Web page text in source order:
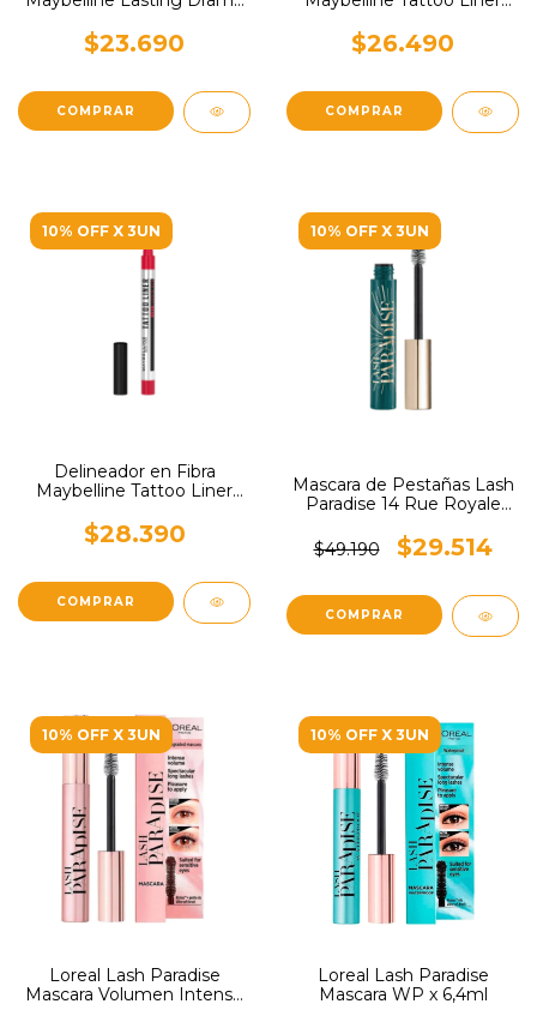
$23.690 $26.490
10% OFF X 3UN
Delineador en Fibra
Maybelline Tattoo Liner
$28.390
10% OFF X 3UN
Mascara de Pestañas Lash
Paradise 14 Rue Royale
$49.190
$29.514
10% OFF X 3UN
Loreal Lash Paradise
Mascara Volumen Intenso
10% OFF X 3UN
Loreal Lash Paradise
Mascara WP x 6,4ml